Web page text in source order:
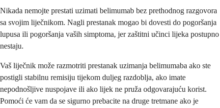
Nikada nemojte prestati uzimati belimumab bez prethodnog razgovora
sa svojim liječnikom. Nagli prestanak mogao bi dovesti do pogoršanja
lupusa ili pogoršanja vaših simptoma, jer zaštitni učinci lijeka postupno
nestaju.
Vaš liječnik može razmotriti prestanak uzimanja belimumaba ako ste
postigli stabilnu remisiju tijekom duljeg razdoblja, ako imate
nepodnošljive nuspojave ili ako lijek ne pruža odgovarajuću korist.
Pomoći će vam da se sigurno prebacite na druge tretmane ako je